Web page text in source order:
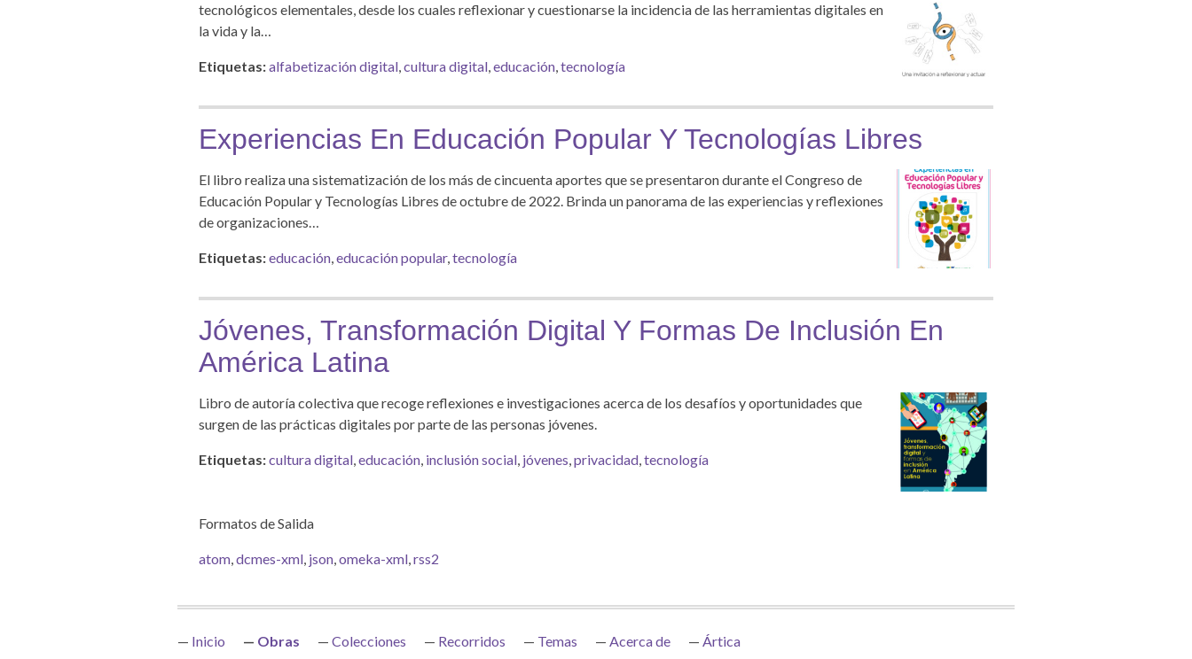
tecnológicos elementales, desde los cuales reflexionar y cuestionarse la incidencia de las herramientas digitales en
la vida y la…
Etiquetas:alfabetización digital,cultura digital,educación,tecnología
Experiencias En Educación Popular Y Tecnologías Libres
El libro realiza una sistematización de los más de cincuenta aportes que se presentaron durante el Congreso de
Educación Popular y Tecnologías Libres de octubre de 2022. Brinda un panorama de las experiencias y reflexiones
de organizaciones…
Etiquetas:educación,educación popular,tecnología
Jóvenes, Transformación Digital Y Formas De Inclusión En
América Latina
Libro de autoría colectiva que recoge reflexiones e investigaciones acerca de los desafíos y oportunidades que
surgen de las prácticas digitales por parte de las personas jóvenes.
Etiquetas:cultura digital,educación, inclusión social, jóvenes,privacidad,tecnología
Formatos de Salida
atom,dcmes-xml, json,omeka-xml,rss2
Inicio Obras Colecciones Recorridos Temas Acerca de Ártica